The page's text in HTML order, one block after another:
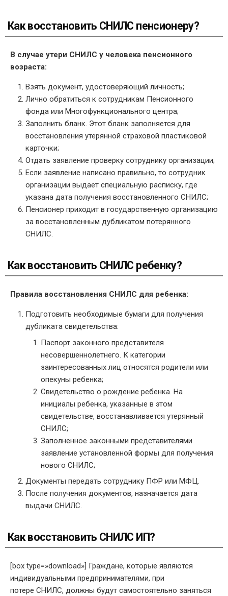
Как восстановить СНИЛС пенсионеру?
В случае утери СНИЛС у человека пенсионного
возраста:
Взять документ, удостоверяющий личность;
Лично обратиться к сотрудникам Пенсионного
фонда или Многофункционального центра;
Заполнить бланк. Этот бланк заполняется для
восстановления утерянной страховой пластиковой
карточки;
Отдать заявление проверку сотруднику организации;
Если заявление написано правильно, то сотрудник
организации выдает специальную расписку, где
указана дата получения восстановленного СНИЛС;
Пенсионер приходит в государственную организацию
за восстановленным дубликатом потерянного
СНИЛС.
Как восстановить СНИЛС ребенку?
Правила восстановления СНИЛС для ребенка:
Подготовить необходимые бумаги для получения
дубликата свидетельства:
Паспорт законного представителя
несовершеннолетнего. К категории
заинтересованных лиц относятся родители или
опекуны ребенка;
Свидетельство о рождение ребенка. На
инициалы ребенка, указанные в этом
свидетельстве, восстанавливается утерянный
СНИЛС;
Заполненное законными представителями
заявление установленной формы для получения
нового СНИЛС;
Документы передать сотруднику ПФР или МФЦ.
После получения документов, назначается дата
выдачи СНИЛС.
Как восстановить СНИЛС ИП?
[box type=»download»] Граждане, которые являются
индивидуальными предпринимателями, при
потере СНИЛС, должны будут самостоятельно заняться